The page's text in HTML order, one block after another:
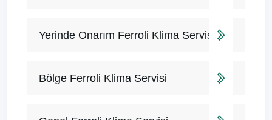
Yerinde Onarım Ferroli Klima Servisi
Bölge Ferroli Klima Servisi